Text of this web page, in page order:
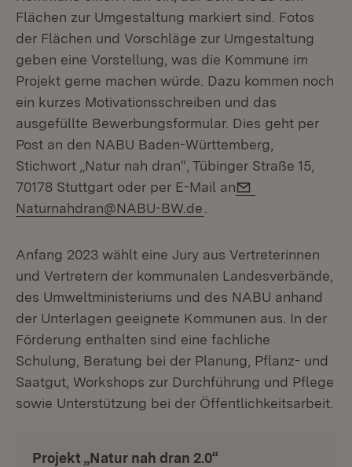
Flächen zur Umgestaltung markiert sind. Fotos
der Flächen und Vorschläge zur Umgestaltung
geben eine Vorstellung, was die Kommune im
Projekt gerne machen würde. Dazu kommen noch
ein kurzes Motivationsschreiben und das
ausgefüllte Bewerbungsformular. Dies geht per
Post an den NABU Baden-Württemberg,
Stichwort „Natur nah dran“, Tübinger Straße 15,
70178 Stuttgart oder per E-Mail an
Naturnahdran@NABU-BW.de
Anfang 2023 wählt eine Jury aus Vertreterinnen
und Vertretern der kommunalen Landesverbände,
des Umweltministeriums und des NABU anhand
der Unterlagen geeignete Kommunen aus. In der
Förderung ent­halten sind eine fachliche
Schulung, Beratung bei der Planung, Pflanz- und
Saatgut, Workshops zur Durchführung und Pflege
sowie Unterstützung bei der Öffentlichkeitsarbeit.
Projekt „Natur nah dran 2.0“